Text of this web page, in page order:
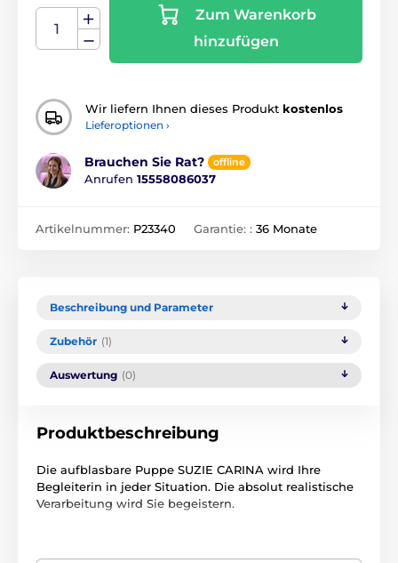
Zum Warenkorb
hinzufügen
Wir liefern Ihnen dieses Produkt kostenlos
Lieferoptionen ›
Brauchen Sie Rat? offline
Anrufen 15558086037
Artikelnummer: P23340 Garantie: : 36 Monate
Beschreibung und Parameter
Zubehör (1)
Auswertung (0)
Produktbeschreibung
Die aufblasbare Puppe SUZIE CARINA wird Ihre
Begleiterin in jeder Situation. Die absolut realistische
Verarbeitung wird Sie begeistern.